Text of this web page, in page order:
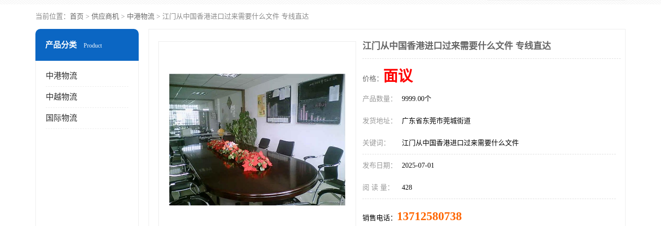
当前位置： 首页 > 供应商机 > 中港物流 > 江门从中国香港进口过来需要什么文件 专线直达
产品分类 Product
中港物流
中越物流
国际物流
江门从中国香港进口过来需要什么文件 专线直达
价格： 面议
产品数量： 9999.00个
发货地址： 广东省东莞市莞城街道
关键词： 江门从中国香港进口过来需要什么文件
发布日期： 2025-07-01
阅 读 量： 428
销售电话： 13712580738